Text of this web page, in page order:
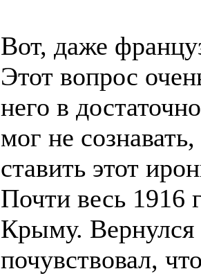
Вот, даже
Этот вопрос
него в
мог не
ставить этот
Почти весь 1916
Крыму. Вернулся
почувствовал,